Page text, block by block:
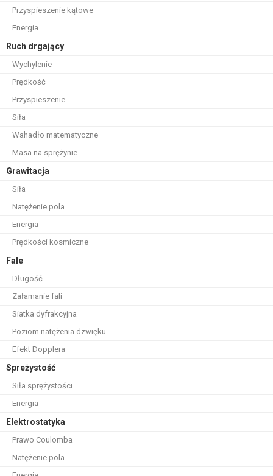
Przyspieszenie kątowe
Energia
Ruch drgający
Wychylenie
Prędkość
Przyspieszenie
Siła
Wahadło matematyczne
Masa na sprężynie
Grawitacja
Siła
Natężenie pola
Energia
Prędkości kosmiczne
Fale
Długość
Załamanie fali
Siatka dyfrakcyjna
Poziom natężenia dzwięku
Efekt Dopplera
Spreżystość
Siła sprężystości
Energia
Elektrostatyka
Prawo Coulomba
Natężenie pola